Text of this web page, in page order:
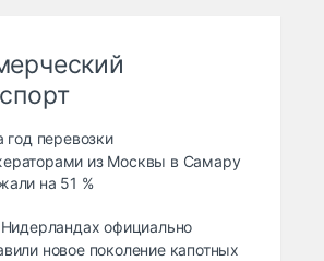
год перевозки
из Москвы в Самару
на 51 %
официально
новое поколение капотных